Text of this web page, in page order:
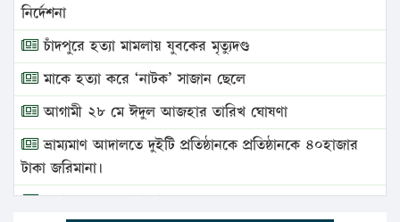
নির্দেশনা
চাঁদপুরে হত্যা মামলায় যুবকের মৃত্যুদণ্ড
মাকে হত্যা করে ‘নাটক’ সাজান ছেলে
আগামী ২৮ মে ঈদুল আজহার তারিখ ঘোষণা
ভ্রাম্যমাণ আদালতে দুইটি প্রতিষ্ঠানকে প্রতিষ্ঠানকে ৪০হাজার
টাকা জরিমানা।
এবার লঞ্চের ভাড়া বাড়ল